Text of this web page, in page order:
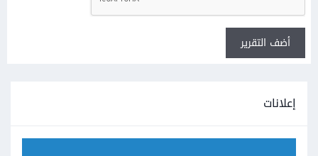
أضف التقرير
إعلانات